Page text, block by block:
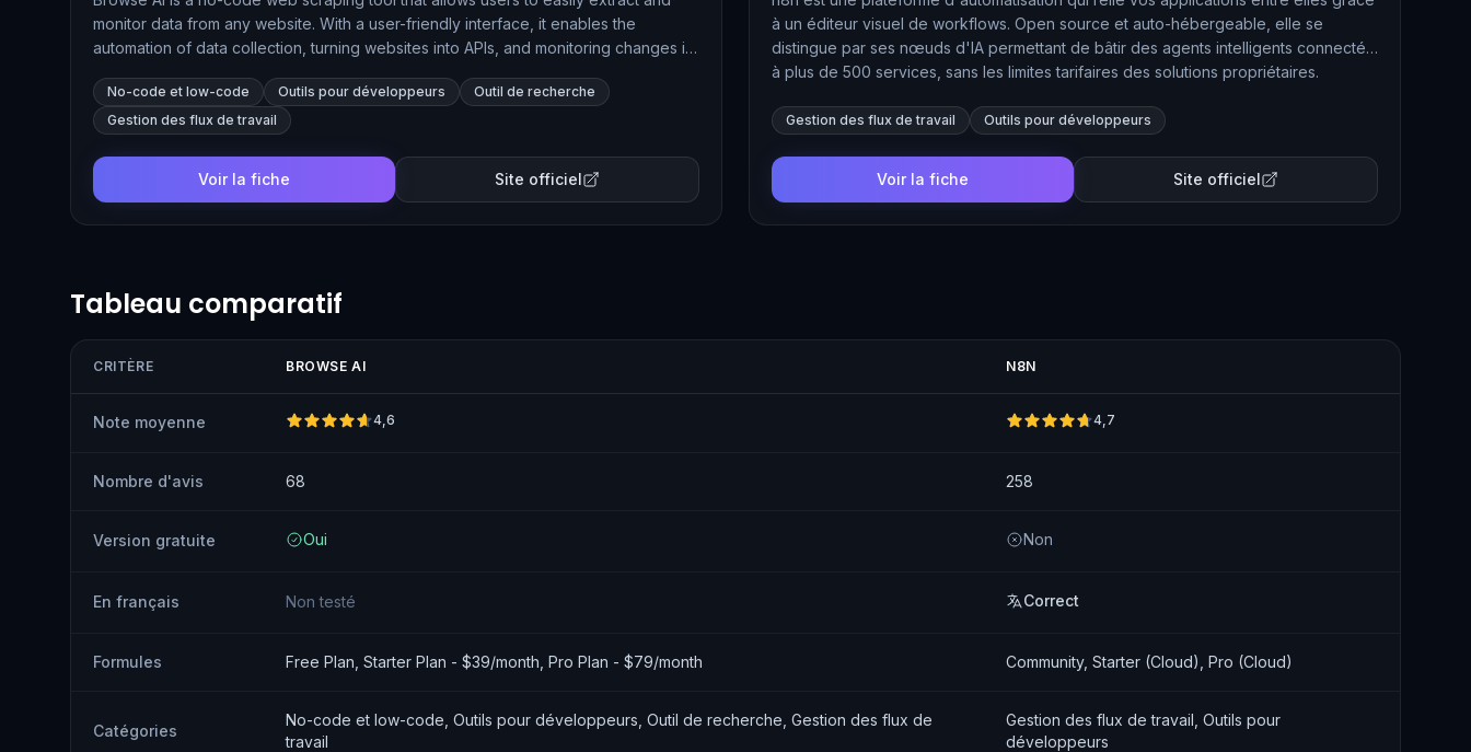
monitor data from any website. With a user-friendly interface, it enables the
automation of data collection, turning websites into APIs, and monitoring changes in
scale without the need for coding skills.
No-code et low-code Outils pour développeurs
Outil de recherche
Gestion des flux de travail
Voir la fiche Site officiel
à un éditeur visuel de workflows. Open source et auto-hébergeable, elle se
distingue par ses nœuds d'IA permettant de bâtir des agents intelligents connectés
à plus de 500 services, sans les limites tarifaires des solutions propriétaires.
Gestion des flux de travail Outils pour développeurs
Voir la fiche Site officiel
Tableau comparatif
CRITÈRE BROWSE AI N8N
Note moyenne 4,6 4,7
Nombre d'avis 68 258
Version gratuite Oui Non
En français Non testé Correct
Formules Free Plan, Starter Plan - $39/month, Pro Plan - $79/month Community, Starter (Cloud), Pro (Cloud)
Catégories
No-code et low-code, Outils pour développeurs, Outil de recherche, Gestion des flux de
travail
Gestion des flux de travail, Outils pour
développeurs